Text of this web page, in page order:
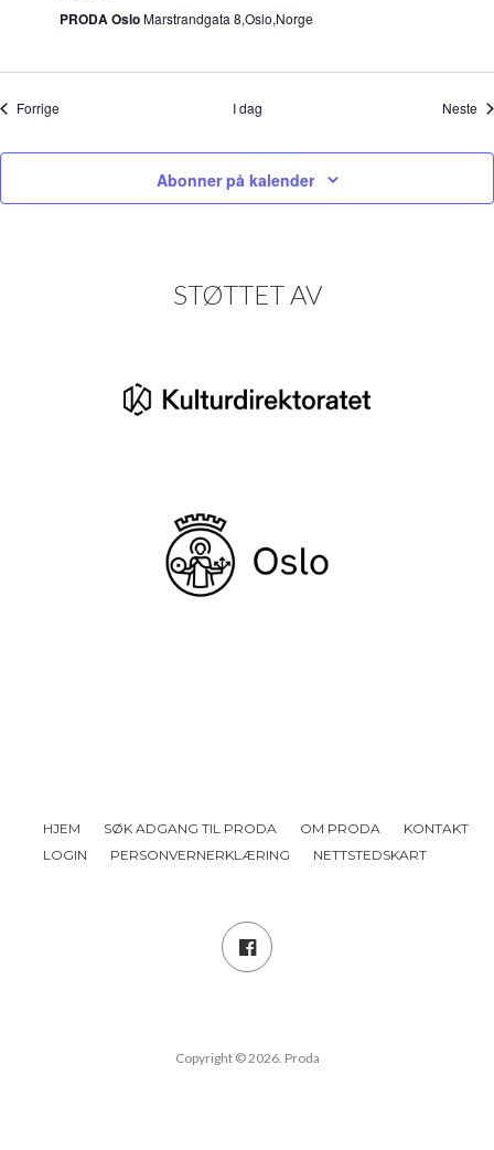
PRODA OsloMarstrandgata 8,Oslo,Norge
Forrige I dag Neste
Abonner på kalender
STØTTET AV
HJEM SØK ADGANG TIL PRODA OM PRODA
KONTAKT
LOGIN
PERSONVERNERKLÆRING NETTSTEDSKART
Copyright © 2026. Proda